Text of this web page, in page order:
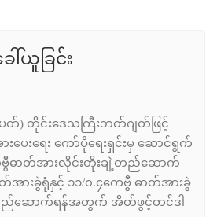
ယူခြင်း
တ်) တိုင်းဒေသကြီးဘတ်ဂျတ်ဖြင့်
ပေးရေး ကော်ပိုရေးရှင်းမှ ဆောင်ရွက်
ဓာတ်အားလိုင်းတိုးချဲ့တည်ဆောက်
တ်အားခွဲရုံနှင့် ၁၁/၀.၄ကေဗွီ ဓာတ်အားခွဲ
တည်ဆောက်ရန်အတွက် အိတ်ဖွင့်တင်ဒါ